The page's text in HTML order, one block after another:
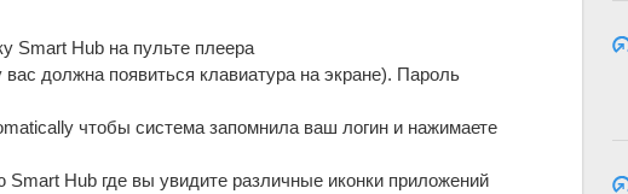
Smart Hub на пульте плеера
должна появиться клавиатура на экране). Пароль
чтобы система запомнила ваш логин и нажимаете
Hub где вы увидите различные иконки приложений